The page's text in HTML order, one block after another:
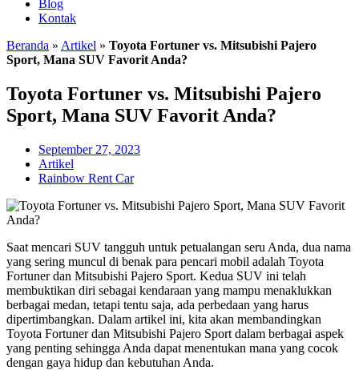
Blog
Kontak
Beranda » Artikel » Toyota Fortuner vs. Mitsubishi Pajero
Sport, Mana SUV Favorit Anda?
Toyota Fortuner vs. Mitsubishi Pajero
Sport, Mana SUV Favorit Anda?
September 27, 2023
Artikel
Rainbow Rent Car
Saat mencari SUV tangguh untuk petualangan seru Anda, dua nama
yang sering muncul di benak para pencari mobil adalah Toyota
Fortuner dan Mitsubishi Pajero Sport. Kedua SUV ini telah
membuktikan diri sebagai kendaraan yang mampu menaklukkan
berbagai medan, tetapi tentu saja, ada perbedaan yang harus
dipertimbangkan. Dalam artikel ini, kita akan membandingkan
Toyota Fortuner dan Mitsubishi Pajero Sport dalam berbagai aspek
yang penting sehingga Anda dapat menentukan mana yang cocok
dengan gaya hidup dan kebutuhan Anda.